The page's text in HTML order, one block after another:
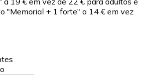
"Memorial + 1 forte" a 14 € em vez